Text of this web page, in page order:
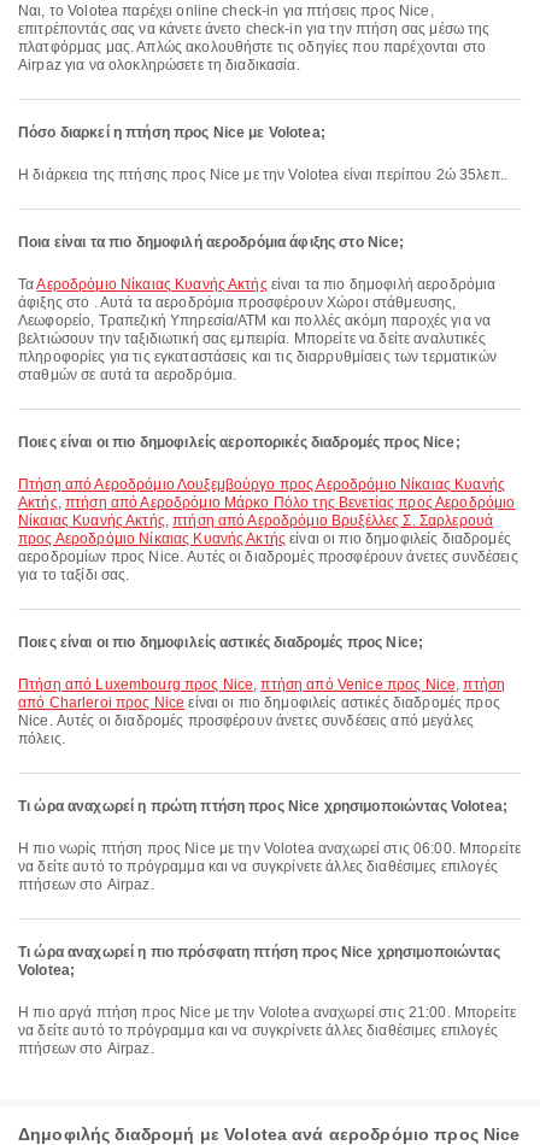
Ναι, το Volotea παρέχει online check-in για πτήσεις προς Nice,
επιτρέποντάς σας να κάνετε άνετο check-in για την πτήση σας μέσω της
πλατφόρμας μας. Απλώς ακολουθήστε τις οδηγίες που παρέχονται στο
Airpaz για να ολοκληρώσετε τη διαδικασία.
Πόσο διαρκεί η πτήση προς Nice με Volotea;
Η διάρκεια της πτήσης προς Nice με την Volotea είναι περίπου 2ώ 35λεπ..
Ποια είναι τα πιο δημοφιλή αεροδρόμια άφιξης στο Nice;
ΤαΑεροδρόμιο Νίκαιας Κυανής Ακτής είναι τα πιο δημοφιλή αεροδρόμια
άφιξης στο . Αυτά τα αεροδρόμια προσφέρουν Χώροι στάθμευσης,
Λεωφορείο, Τραπεζική Υπηρεσία/ΑΤΜ και πολλές ακόμη παροχές για να
βελτιώσουν την ταξιδιωτική σας εμπειρία. Μπορείτε να δείτε αναλυτικές
πληροφορίες για τις εγκαταστάσεις και τις διαρρυθμίσεις των τερματικών
σταθμών σε αυτά τα αεροδρόμια.
Ποιες είναι οι πιο δημοφιλείς αεροπορικές διαδρομές προς Nice;
πτήση από Αεροδρόμιο Λουξεμβούργο προς Αεροδρόμιο Νίκαιας Κυανής
Ακτής, πτήση από Αεροδρόμιο Μάρκο Πόλο της Βενετίας προς Αεροδρόμιο
Νίκαιας Κυανής Ακτής,πτήση από Αεροδρόμιο Βρυξέλλες Σ. Σαρλερουά
προς Αεροδρόμιο Νίκαιας Κυανής Ακτής είναι οι πιο δημοφιλείς διαδρομές
αεροδρομίων προς Nice. Αυτές οι διαδρομές προσφέρουν άνετες συνδέσεις
για το ταξίδι σας.
Ποιες είναι οι πιο δημοφιλείς αστικές διαδρομές προς Nice;
πτήση από Luxembourg προς Nice,πτήση από Venice προς Nice,πτήση
από Charleroi προς Nice είναι οι πιο δημοφιλείς αστικές διαδρομές προς
Nice. Αυτές οι διαδρομές προσφέρουν άνετες συνδέσεις από μεγάλες
πόλεις.
Τι ώρα αναχωρεί η πρώτη πτήση προς Nice χρησιμοποιώντας Volotea;
Η πιο νωρίς πτήση προς Nice με την Volotea αναχωρεί στις 06:00. Μπορείτε
να δείτε αυτό το πρόγραμμα και να συγκρίνετε άλλες διαθέσιμες επιλογές
πτήσεων στο Airpaz.
Τι ώρα αναχωρεί η πιο πρόσφατη πτήση προς Nice χρησιμοποιώντας
Volotea;
Η πιο αργά πτήση προς Nice με την Volotea αναχωρεί στις 21:00. Μπορείτε
να δείτε αυτό το πρόγραμμα και να συγκρίνετε άλλες διαθέσιμες επιλογές
πτήσεων στο Airpaz.
Δημοφιλής διαδρομή με Volotea ανά αεροδρόμιο προς Nice